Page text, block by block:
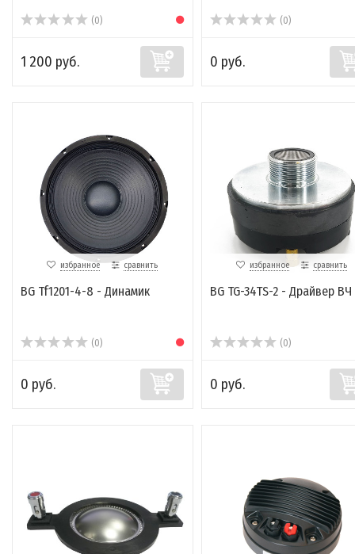
(0)
1 200 руб.
(0)
0 руб.
избранное сравнить
BG Tf1201-4-8 - Динамик
(0)
0 руб.
избранное сравнить
BG TG-34TS-2 - Драйвер ВЧ
(0)
0 руб.